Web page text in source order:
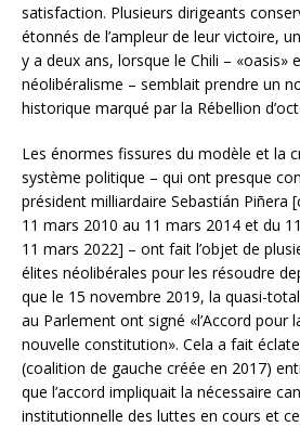
satisfaction. Plusieurs dirigeants
étonnés de l’ampleur de leur victoire,
y a deux ans, lorsque le Chili – «oasis»
néolibéralisme – semblait prendre un
historique marqué par la Rébellion
Les énormes fissures du modèle et la
système politique – qui ont presque
président milliardaire Sebastián Piñera
11 mars 2010 au 11 mars 2014 et du
11 mars 2022] – ont fait l’objet de
élites néolibérales pour les résoudre
que le 15 novembre 2019, la quasi-
au Parlement ont signé «l’Accord pour
nouvelle constitution». Cela a fait
(coalition de gauche créée en 2017)
que l’accord impliquait la nécessaire
institutionnelle des luttes en cours et